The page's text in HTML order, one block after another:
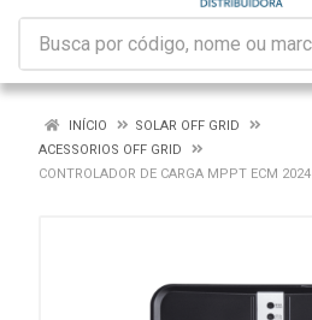
INÍCIO
SOLAR OFF GRID
ACESSORIOS OFF GRID
CONTROLADOR DE CARGA MPPT ECM 2024